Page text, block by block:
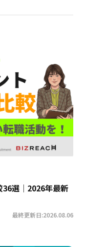
選｜2026年最新
最終更新日:2026.08.06